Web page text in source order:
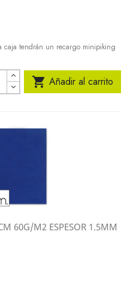
caja tendrán un recargo minipiking
 Añadir al carrito
60G/M2 ESPESOR 1.5MM